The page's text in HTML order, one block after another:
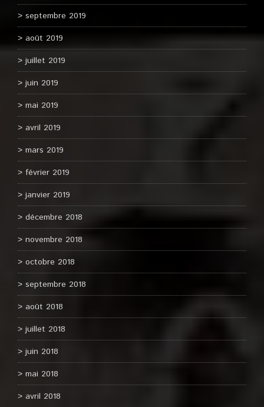
septembre 2019
août 2019
juillet 2019
juin 2019
mai 2019
avril 2019
mars 2019
février 2019
janvier 2019
décembre 2018
novembre 2018
octobre 2018
septembre 2018
août 2018
juillet 2018
juin 2018
mai 2018
avril 2018